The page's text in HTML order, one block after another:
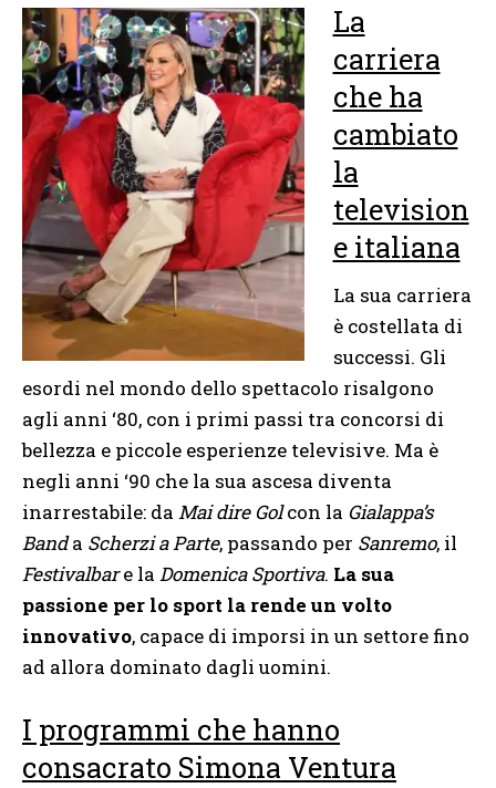
La
carriera
che ha
cambiato
la
television
e italiana
La sua carriera
è costellata di
successi. Gli
esordi nel mondo dello spettacolo risalgono
agli anni ‘80, con i primi passi tra concorsi di
bellezza e piccole esperienze televisive. Ma è
negli anni ‘90 che la sua ascesa diventa
inarrestabile: da Mai dire Golcon la Gialappa’s
Banda Scherzi a Parte, passando per Sanremo, il
Festivalbare la Domenica Sportiva. La sua
passione per lo sport la rende un volto
innovativo, capace di imporsi in un settore fino
ad allora dominato dagli uomini.
I programmi che hanno
consacrato Simona Ventura